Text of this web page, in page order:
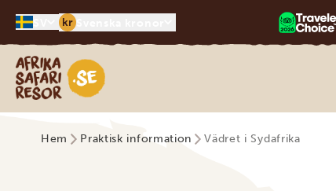
kr
Safari-resor i Afrika
Hem Praktisk information Vädret i Sydafrika